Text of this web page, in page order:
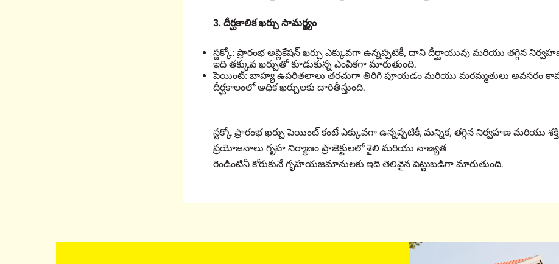
3. దీర్ఘకాలిక ఖర్చు సామర్థ్యం
స్టక్కో: ప్రారంభ అప్లికేషన్ ఖర్చు ఎక్కువగా ఉన్నప్పటికీ, దాని దీర్ఘాయువు మరియు తగ్గిన
ఇది తక్కువ ఖర్చుతో కూడుకున్న ఎంపికగా మారుతుంది.
పెయింట్: బాహ్య ఉపరితలాలు తరచుగా తిరిగి పూయడం మరియు మరమ్మతులు అవసరం
దీర్ఘకాలంలో అధిక ఖర్చులకు దారితీస్తుంది.
స్టక్కో ప్రారంభ ఖర్చు పెయింట్ కంటే ఎక్కువగా ఉన్నప్పటికీ, మన్నిక, తగ్గిన నిర్వహణ మరియు
ప్రయోజనాలు గృహ నిర్మాణం ప్రాజెక్టులలో శైలి మరియు నాణ్యత
రెండింటినీ కోరుకునే గృహయజమానులకు ఇది తెలివైన పెట్టుబడిగా మారుతుంది.